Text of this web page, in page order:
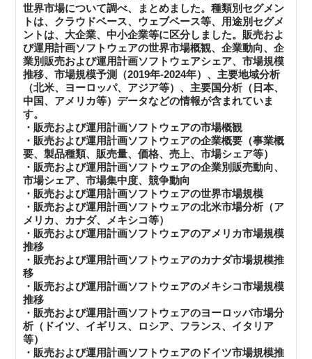
世界市場について調べ、まとめました。種類別セグメン
トは、クラウドベース、ウェブベース等、用途別セグメ
ントは、大企業、中小企業等に区分しました。販売およ
び運用計画ソフトウェアの世界市場概観、企業動向、企
業別販売および運用計画ソフトウェアシェア、市場規模
推移、市場規模予測（2019年-2024年）、主要地域分析
（北米、ヨーロッパ、アジア等）、主要国分析（日本、
中国、アメリカ等）データなどの情報が含まれていま
す。
・販売および運用計画ソフトウェアの市場概観
・販売および運用計画ソフトウェアの企業概要（事業概
要、製品種類、販売量、価格、売上、市場シェア等）
・販売および運用計画ソフトウェアの企業別販売動向、
市場シェア、市場集中度、競争動向
・販売および運用計画ソフトウェアの世界市場規模
・販売および運用計画ソフトウェアの北米市場分析（ア
メリカ、カナダ、メキシコ等）
・販売および運用計画ソフトウェアのアメリカ市場規模
推移
・販売および運用計画ソフトウェアのカナダ市場規模推
移
・販売および運用計画ソフトウェアのメキシコ市場規模
推移
・販売および運用計画ソフトウェアのヨーロッパ市場分
析（ドイツ、イギリス、ロシア、フランス、イタリア
等）
・販売および運用計画ソフトウェアのドイツ市場規模推